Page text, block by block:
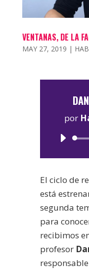
VENTANAS, DE LA
MAY 27, 2019 |
por
El ciclo de
está
segunda
para
recibimos
profesor